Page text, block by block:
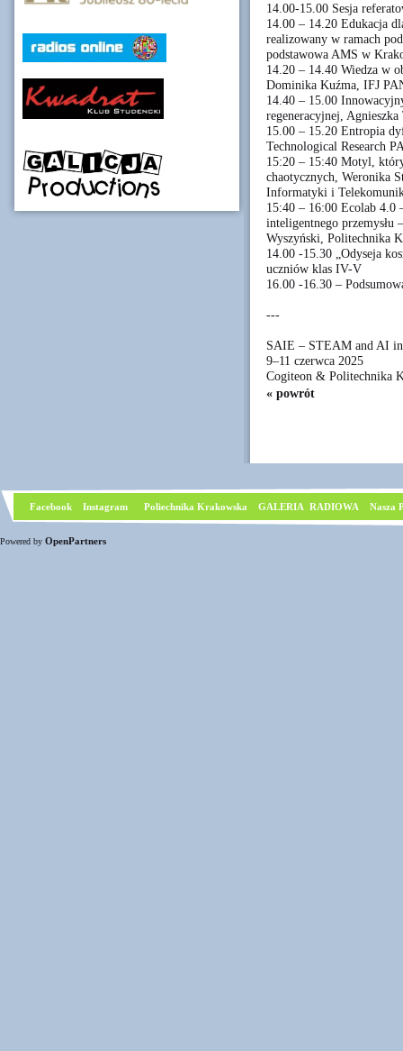
14.00-15.00 Sesja
14.00 – 14.20 Edukacja
realizowany w ramach
podstawowa AMS w
14.20 – 14.40 Wiedza w
Dominika Kuźma, IFJ
14.40 – 15.00
regeneracyjnej,
15.00 – 15.20 Entropia
Technological Research
15:20 – 15:40 Motyl,
chaotycznych, Weronika
Informatyki i
15:40 – 16:00 Ecolab 4.0
inteligentnego
Wyszyński, Politechnika
14.00 -15.30 „Odyseja
uczniów klas IV-V
16.00 -16.30 –
---
SAIE – STEAM and AI
9–11 czerwca 2025
Cogiteon & Politechnika
« powrót
Facebook Instagram Poliechnika Krakowska GALERIA RADIOWA Nasza
Powered by OpenPartners